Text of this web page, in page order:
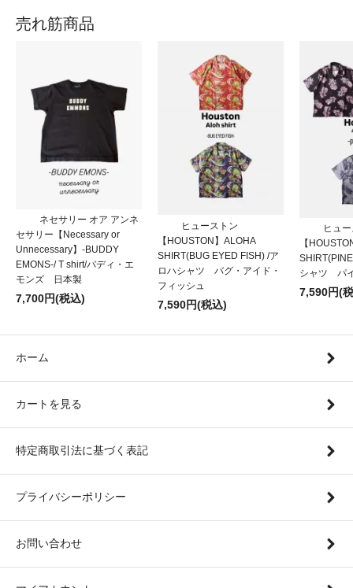
売れ筋商品
ネセサリー オア アンネ
セサリー【Necessary or
Unnecessary】-BUDDY
EMONS-/ T shirt/バディ・エ
モンズ 日本製
7,700円(税込)
ヒューストン
【HOUSTON】ALOHA
SHIRT(BUG EYED FISH) /ア
ロハシャツ バグ・アイド・
フィッシュ
7,590円(税込)
ヒュ
【
シャツ パ
7,590円(
ホーム
カートを見る
特定商取引法に基づく表記
プライバシーポリシー
お問い合わせ